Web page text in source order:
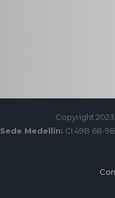
Copyright
Sede Medellín: Cl 49B 68-98